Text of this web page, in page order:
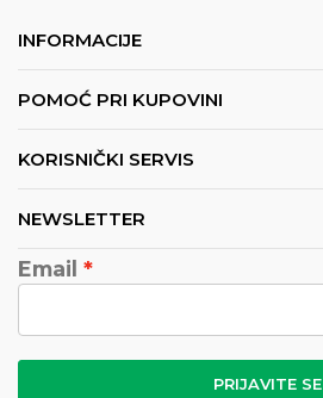
INFORMACIJE
POMOĆ PRI KUPOVINI
KORISNIČKI SERVIS
NEWSLETTER
Email
PRIJAVITE SE